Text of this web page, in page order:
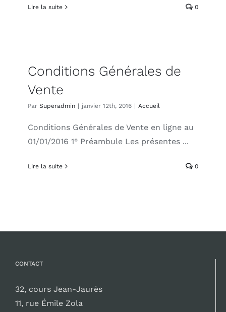
Lire la suite 0
Conditions Générales de
Vente
Par Superadmin | janvier 12th, 2016 | Accueil
Conditions Générales de Vente en ligne au
01/01/2016 1° Préambule Les présentes ...
Lire la suite 0
CONTACT
32, cours Jean-Jaurès
11, rue Émile Zola